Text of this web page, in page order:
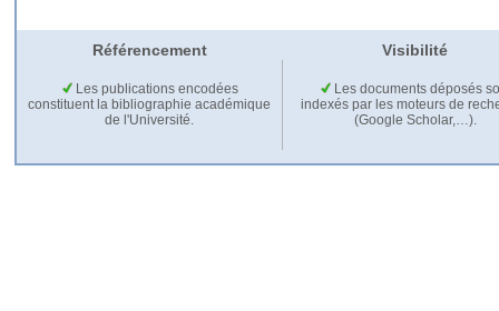
Référencement Visibilité
Les publications encodées
constituent la bibliographie académique
de l'Université.
Les documents déposés
indexés par les moteurs de
(Google Scholar,…).